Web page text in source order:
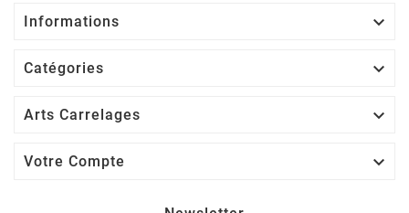
Informations 
Catégories 
Arts Carrelages 
Votre Compte 